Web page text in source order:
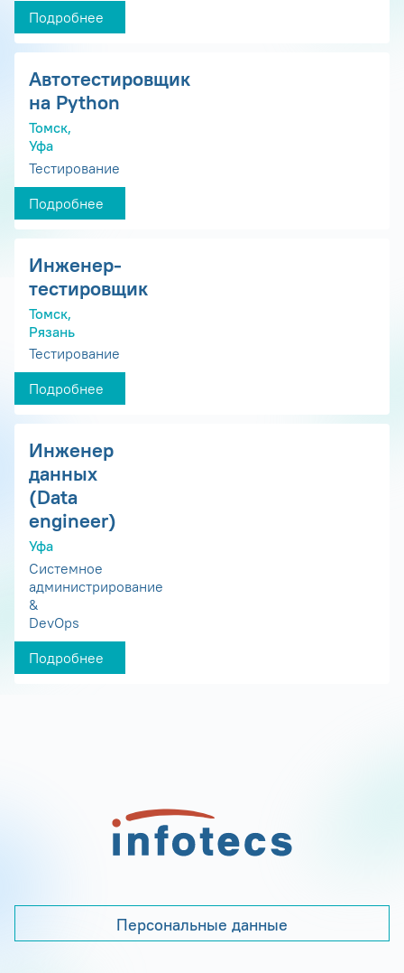
Подробнее
Автотестировщик
на Python
Томск,
Уфа
Тестирование
Подробнее
Инженер-
тестировщик
Томск,
Рязань
Тестирование
Подробнее
Инженер
данных
(Data
engineer)
Уфа
Системное
администрирование
&
DevOps
Подробнее
Персональные данные